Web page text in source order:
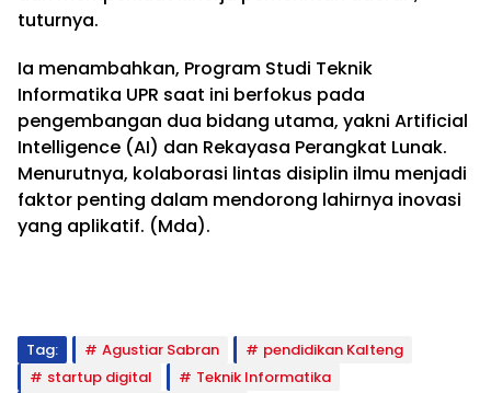
tuturnya.
Ia menambahkan, Program Studi Teknik
Informatika UPR saat ini berfokus pada
pengembangan dua bidang utama, yakni Artificial
Intelligence (AI) dan Rekayasa Perangkat Lunak.
Menurutnya, kolaborasi lintas disiplin ilmu menjadi
faktor penting dalam mendorong lahirnya inovasi
yang aplikatif. (Mda).
Tag: Agustiar Sabran
pendidikan Kalteng
startup digital
Teknik Informatika